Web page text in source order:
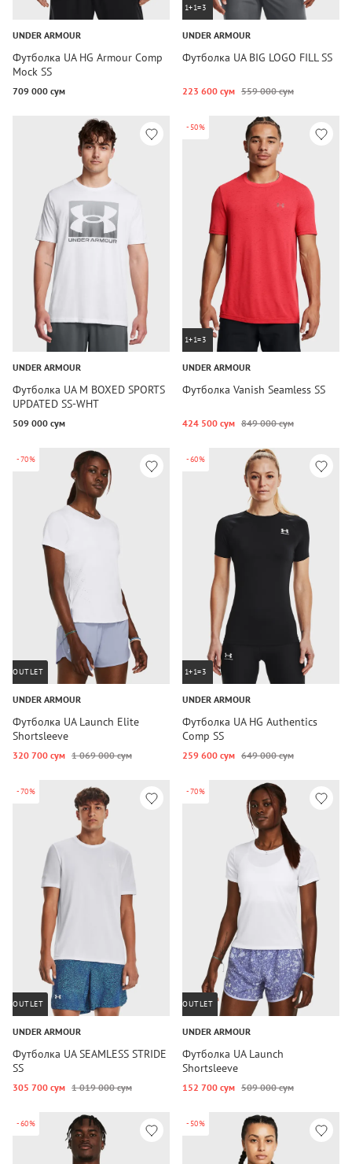
UNDER ARMOUR
Футболка UA HG Armour Comp
Mock SS
709 000 сум
1+1=3
UNDER ARMOUR
Футболка UA BIG LOGO FILL SS
223 600 сум 559 000 сум
UNDER ARMOUR
Футболка UA M BOXED SPORTS
UPDATED SS-WHT
509 000 сум
-50%
1+1=3
UNDER ARMOUR
Футболка Vanish Seamless SS
424 500 сум 849 000 сум
-70%
OUTLET
UNDER ARMOUR
Футболка UA Launch Elite
Shortsleeve
320 700 сум 1 069 000 сум
-60%
1+1=3
UNDER ARMOUR
Футболка UA HG Authentics
Comp SS
259 600 сум 649 000 сум
-70%
OUTLET
UNDER ARMOUR
Футболка UA SEAMLESS STRIDE
SS
305 700 сум 1 019 000 сум
-70%
OUTLET
UNDER ARMOUR
Футболка UA Launch
Shortsleeve
152 700 сум 509 000 сум
-60% -50%